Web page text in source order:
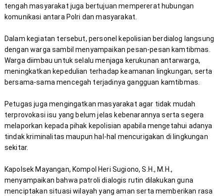
tengah masyarakat juga bertujuan mempererat hubungan
Dalam kegiatan tersebut, personel kepolisian berdialog langsung
dengan warga sambil menyampaikan pesan-pesan kamtibmas.
Warga diimbau untuk selalu menjaga kerukunan antarwarga,
meningkatkan kepedulian terhadap keamanan lingkungan, serta
Petugas juga mengingatkan masyarakat agar tidak mudah
terprovokasi isu yang belum jelas kebenarannya serta segera
melaporkan kepada pihak kepolisian apabila mengetahui adanya
tindak kriminalitas maupun hal-hal mencurigakan di lingkungan
Kapolsek Mayangan, Kompol Heri Sugiono, S.H., M.H.,
menyampaikan bahwa patroli dialogis rutin dilakukan guna
menciptakan situasi wilayah yang aman serta memberikan rasa